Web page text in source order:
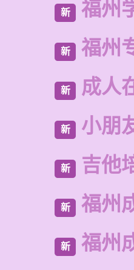
新 福州
新 福州
新 成人
新 小朋
新 吉他
新 福州
新 福州